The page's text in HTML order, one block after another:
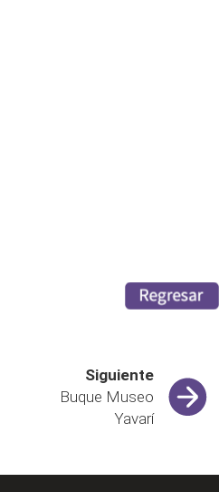
Siguiente
Buque Museo
Yavarí